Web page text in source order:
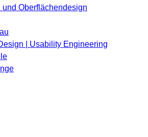
Oberflächendesign
| Usability Engineering